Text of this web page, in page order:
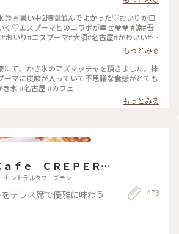
ふわの氷がたまらない☺️💓テレビでも紹介され
す！ #日本の夏景色 #かき氷 #愛
#ことりっぷ愛知
😍🍧暑い中2時間並んでよかった♡おいりが口
♡エスプーマとのコラボが幸せ❤️❤️ #涼#吾
おいり#エスプーマ#大須#名古屋#かわいい#暑
美
もっとみる
にて。かき氷のアズマッチャを頂きました。抹
ーマに炭酸が入っていて不思議な食感がとても
氷 #名古屋 #カフェ
もっとみる
ｆｅ ＣＲＥＰＥＲＩ
ーズ店
セントラルタワーズテン
テラス席で優雅に味わう 473